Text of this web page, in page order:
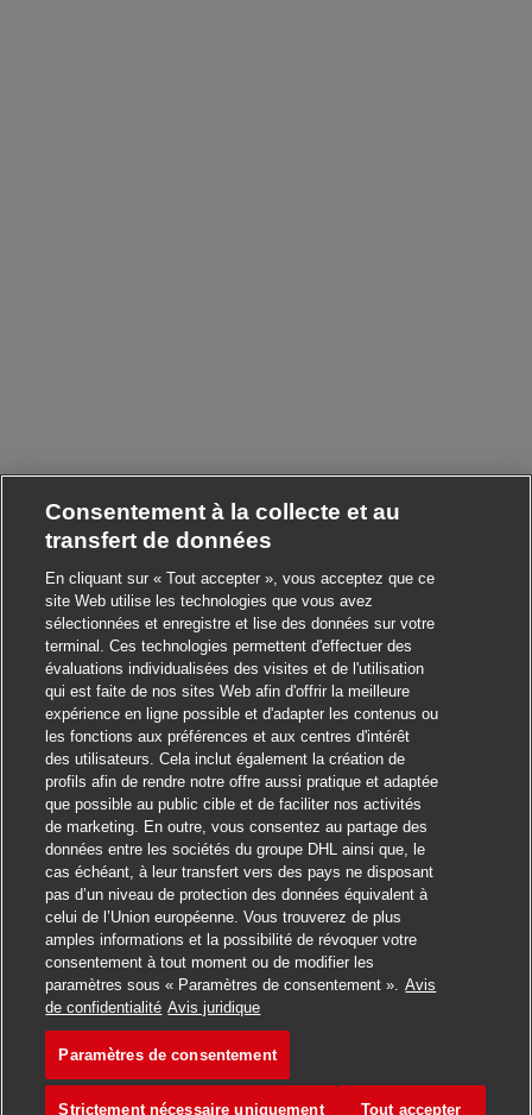
Postuler
Favori
Consentement à la collecte et au
transfert de données
En cliquant sur « Tout accepter », vous acceptez que ce
site Web utilise les technologies que vous avez
sélectionnées et enregistre et lise des données sur votre
terminal. Ces technologies permettent d'effectuer des
évaluations individualisées des visites et de l'utilisation
qui est faite de nos sites Web afin d'offrir la meilleure
expérience en ligne possible et d'adapter les contenus ou
les fonctions aux préférences et aux centres d'intérêt
des utilisateurs. Cela inclut également la création de
profils afin de rendre notre offre aussi pratique et adaptée
que possible au public cible et de faciliter nos activités
de marketing. En outre, vous consentez au partage des
données entre les sociétés du groupe DHL ainsi que, le
cas échéant, à leur transfert vers des pays ne disposant
pas d’un niveau de protection des données équivalent à
celui de l’Union européenne. Vous trouverez de plus
amples informations et la possibilité de révoquer votre
consentement à tout moment ou de modifier les
paramètres sous « Paramètres de consentement ». Avis
de confidentialité Avis juridique
Paramètres de consentement
Strictement nécessaire uniquement Tout accepter